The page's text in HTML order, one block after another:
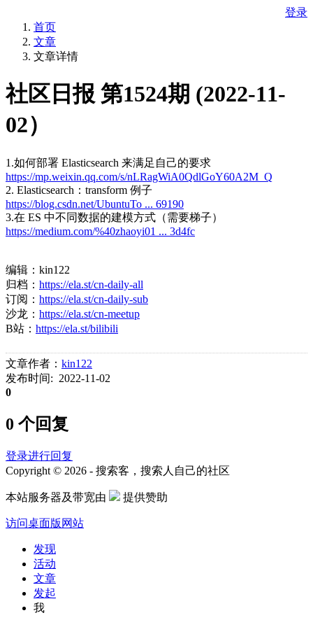
登录
首页
文章
文章详情
社区日报 第1524期 (2022-11-
02）
1.如何部署 Elasticsearch 来满足自己的要求
https://mp.weixin.qq.com/s/nLRagWiA0QdlGoY60A2M_Q
2. Elasticsearch：transform 例子
https://blog.csdn.net/UbuntuTo ... 69190
3.在 ES 中不同数据的建模方式（需要梯子）
https://medium.com/%40zhaoyi01 ... 3d4fc
编辑：kin122
归档： https://ela.st/cn-daily-all
订阅： https://ela.st/cn-daily-sub
沙龙： https://ela.st/cn-meetup
B站： https://ela.st/bilibili
文章作者： kin122
发布时间: 2022-11-02
0
0 个回复
登录进行回复
Copyright © 2026 - 搜索客，搜索人自己的社区
本站服务器及带宽由 提供赞助
访问桌面版网站
发现
活动
文章
发起
我